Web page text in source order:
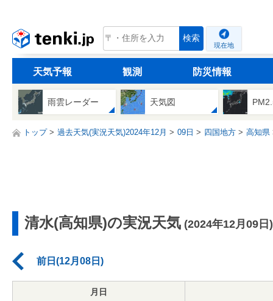
tenki.jp 検索
現在地
天気予報 観測 防災情報
雨雲レーダー 天気図
トップ 過去天気(実況天気)2024年12月 09日 四国地方 高知県
清水(高知県)の実況天気 (2024年12月09日)
前日(12月08日)
月日